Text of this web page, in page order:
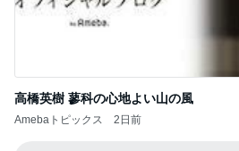
高橋英樹 蓼科の心地よい山の風
Amebaトピックス 2日前